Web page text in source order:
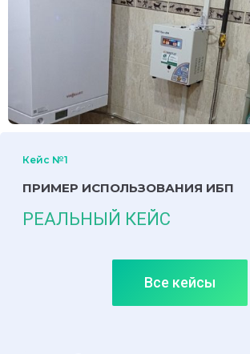
Кейс №1
ПРИМЕР ИСПОЛЬЗОВАНИЯ ИБП
РЕАЛЬНЫЙ КЕЙС
Все кейсы